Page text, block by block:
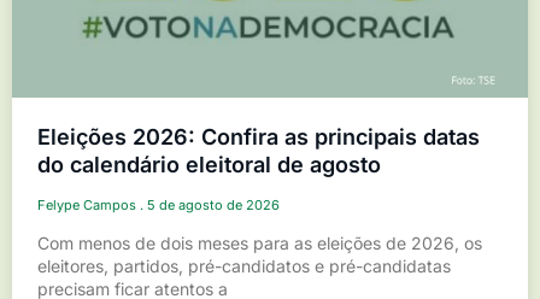
Eleições 2026: Confira as principais datas
do calendário eleitoral de agosto
Felype Campos 5 de agosto de 2026
Com menos de dois meses para as eleições de 2026, os
eleitores, partidos, pré-candidatos e pré-candidatas
precisam ficar atentos a